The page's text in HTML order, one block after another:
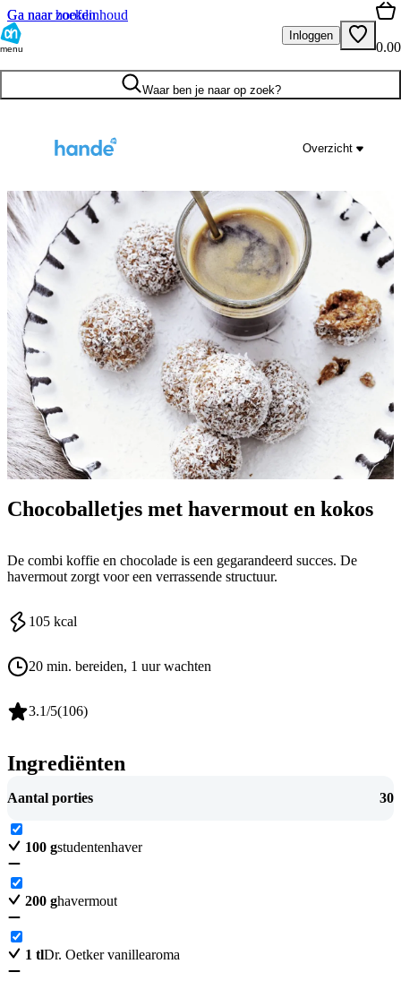
Ga naar hoofdinhoud
Ga naar zoeken
menu
Inloggen
0.00
Waar ben je naar op zoek?
Overzicht
Chocoballetjes met havermout en kokos
De combi koffie en chocolade is een gegarandeerd succes. De
havermout zorgt voor een verrassende structuur.
105 kcal
20 min. bereiden, 1 uur wachten
3.1/5(106)
Ingrediënten
Aantal porties 30
100 gstudentenhaver
200 ghavermout
1 tlDr. Oetker vanillearoma